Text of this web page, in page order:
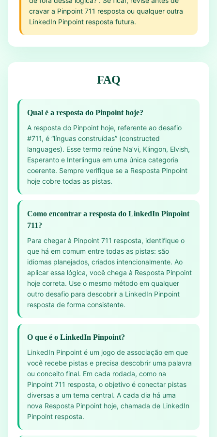
cravar a Pinpoint 711 resposta ou qualquer outra
LinkedIn Pinpoint resposta futura.
FAQ
Qual é a resposta do Pinpoint hoje?
A resposta do Pinpoint hoje, referente ao desafio
#711, é “línguas construídas” (constructed
languages). Esse termo reúne Na’vi, Klingon, Elvish,
Esperanto e Interlingua em uma única categoria
coerente. Sempre verifique se a Resposta Pinpoint
hoje cobre todas as pistas.
Como encontrar a resposta do LinkedIn Pinpoint
711?
Para chegar à Pinpoint 711 resposta, identifique o
que há em comum entre todas as pistas: são
idiomas planejados, criados intencionalmente. Ao
aplicar essa lógica, você chega à Resposta Pinpoint
hoje correta. Use o mesmo método em qualquer
outro desafio para descobrir a LinkedIn Pinpoint
resposta de forma consistente.
O que é o LinkedIn Pinpoint?
LinkedIn Pinpoint é um jogo de associação em que
você recebe pistas e precisa descobrir uma palavra
ou conceito final. Em cada rodada, como na
Pinpoint 711 resposta, o objetivo é conectar pistas
diversas a um tema central. A cada dia há uma
nova Resposta Pinpoint hoje, chamada de LinkedIn
Pinpoint resposta.